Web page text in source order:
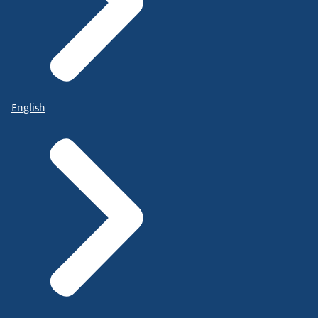
English